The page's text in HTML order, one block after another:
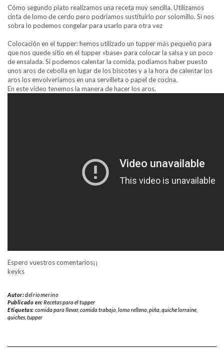
Cómo segundo plato realizamos una receta muy sencilla. Utilizamos
cinta de lomo de cerdo pero podríamos sustituirlo por solomillo. Si nos
sobra lo podemos congelar para usarlo para otra vez
Colocación en el tupper: hemos utilizado un tupper más pequeño para
que nos quede sitio en el tupper «base» para colocar la salsa y un poco
de ensalada. Si podemos calentar la comida, podíamos haber puesto
unos aros de cebolla en lugar de los biscotes y a la hora de calentar los
aros los envolveríamos en una servilleta o papel de cocina.
En este vídeo tenemos la manera de hacer los aros.
Espero vuestros comentarios¡¡
keyks
Autor:delriomerino
Publicado en:Recetas para el tupper
Etiquetas: comida para llevar, comida trabajo, lomo relleno, piña quiche lorraine,
quiches tupper